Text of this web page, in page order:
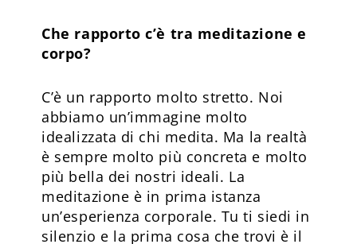
Che rapporto c’è tra meditazione e
corpo?
C’è un rapporto molto stretto. Noi
abbiamo un’immagine molto
idealizzata di chi medita. Ma la realtà
è sempre molto più concreta e molto
più bella dei nostri ideali. La
meditazione è in prima istanza
un’esperienza corporale. Tu ti siedi in
silenzio e la prima cosa che trovi è il